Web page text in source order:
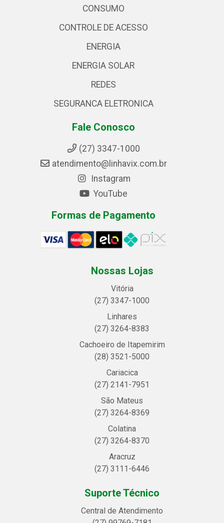
CONSUMO
CONTROLE DE ACESSO
ENERGIA
ENERGIA SOLAR
REDES
SEGURANCA ELETRONICA
Fale Conosco
(27) 3347-1000
atendimento@linhavix.com.br
Instagram
YouTube
Formas de Pagamento
Nossas Lojas
Vitória
(27) 3347-1000
Linhares
(27) 3264-8383
Cachoeiro de Itapemirim
(28) 3521-5000
Cariacica
(27) 2141-7951
São Mateus
(27) 3264-8369
Colatina
(27) 3264-8370
Aracruz
(27) 3111-6446
Suporte Técnico
Central de Atendimento